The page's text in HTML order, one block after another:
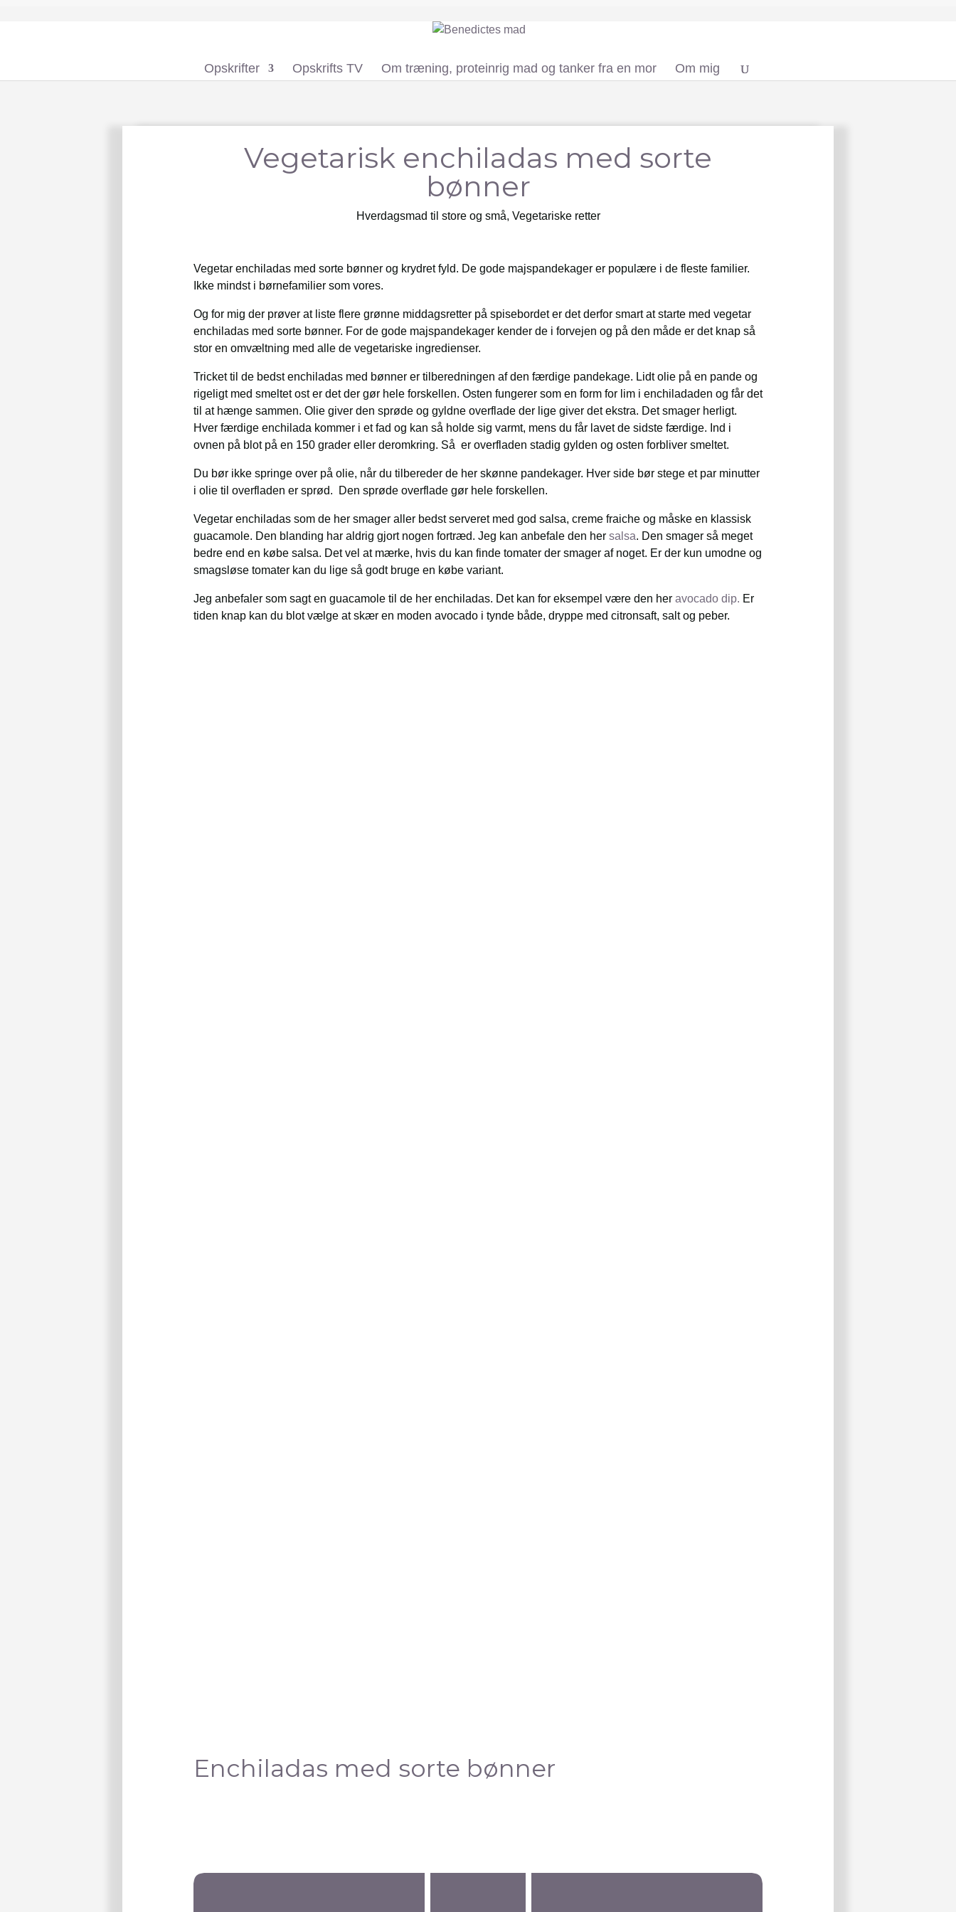
Opskrifter Opskrifts TV Om træning, proteinrig mad og tanker fra en mor Om mig
Vegetarisk enchiladas med sorte
bønner
Hverdagsmad til store og små, Vegetariske retter
Vegetar enchiladas med sorte bønner og krydret fyld. De gode majspandekager er populære i de fleste familier.
Ikke mindst i børnefamilier som vores.
Og for mig der prøver at liste flere grønne middagsretter på spisebordet er det derfor smart at starte med vegetar
enchiladas med sorte bønner. For de gode majspandekager kender de i forvejen og på den måde er det knap så
stor en omvæltning med alle de vegetariske ingredienser.
Tricket til de bedst enchiladas med bønner er tilberedningen af den færdige pandekage. Lidt olie på en pande og
rigeligt med smeltet ost er det der gør hele forskellen. Osten fungerer som en form for lim i enchiladaden og får det
til at hænge sammen. Olie giver den sprøde og gyldne overflade der lige giver det ekstra. Det smager herligt.
Hver færdige enchilada kommer i et fad og kan så holde sig varmt, mens du får lavet de sidste færdige. Ind i
ovnen på blot på en 150 grader eller deromkring. Så er overfladen stadig gylden og osten forbliver smeltet.
Du bør ikke springe over på olie, når du tilbereder de her skønne pandekager. Hver side bør stege et par minutter
i olie til overfladen er sprød. Den sprøde overflade gør hele forskellen.
Vegetar enchiladas som de her smager aller bedst serveret med god salsa, creme fraiche og måske en klassisk
guacamole. Den blanding har aldrig gjort nogen fortræd. Jeg kan anbefale den her salsa. Den smager så meget
bedre end en købe salsa. Det vel at mærke, hvis du kan finde tomater der smager af noget. Er der kun umodne og
smagsløse tomater kan du lige så godt bruge en købe variant.
Jeg anbefaler som sagt en guacamole til de her enchiladas. Det kan for eksempel være den her avocado dip. Er
tiden knap kan du blot vælge at skær en moden avocado i tynde både, dryppe med citronsaft, salt og peber.
Enchiladas med sorte bønner